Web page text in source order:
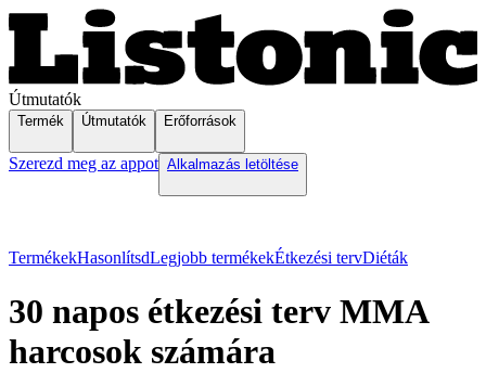
Útmutatók
Termék Útmutatók Erőforrások
Szerezd meg az appot Alkalmazás letöltése
TermékekHasonlítsdLegjobb termékekÉtkezési tervDiéták
30 napos étkezési terv MMA
harcosok számára